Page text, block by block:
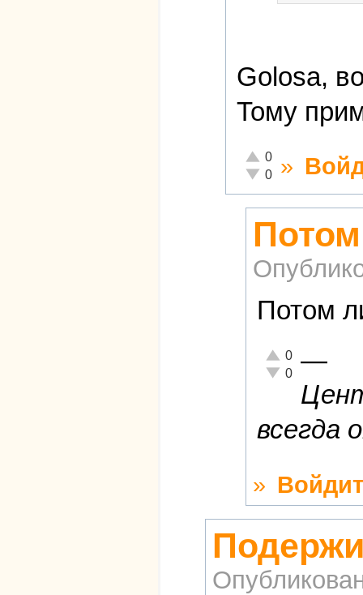
Golosa,
Тому
Отлично!
0
Неадекватно!
0 »
Потом
Отлично!
0
Неадекватно!
0 —
всегда
»